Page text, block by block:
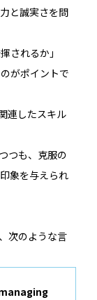
と誠実さを問
されるか」
がポイントで
連したスキル
つも、克服の
象を与えられ
次のような言